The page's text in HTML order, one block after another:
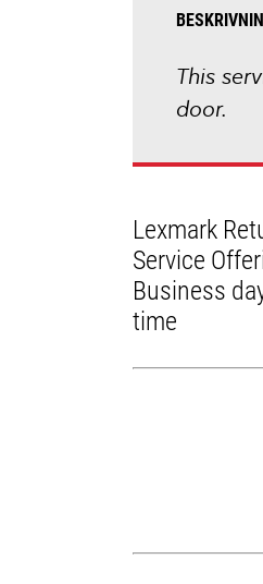
This
door.
Lexmark
Service
Business
time